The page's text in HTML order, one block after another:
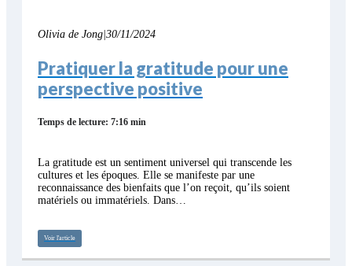
Olivia de Jong 30/11/2024
Pratiquer la gratitude pour une
perspective positive
Temps de lecture: 7:16 min
La gratitude est un sentiment universel qui transcende les
cultures et les époques. Elle se manifeste par une
reconnaissance des bienfaits que l’on reçoit, qu’ils soient
matériels ou immatériels. Dans…
Voir l'article